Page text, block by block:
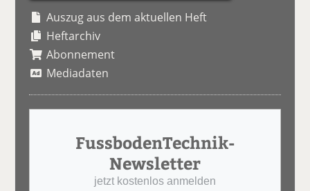
Auszug aus dem aktuellen Heft
Heftarchiv
Abonnement
Mediadaten
FussbodenTechnik-
Newsletter
jetzt kostenlos anmelden